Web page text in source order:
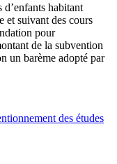
d’enfants habitant
et suivant des cours
pour
de la subvention
un barème adopté par
des études